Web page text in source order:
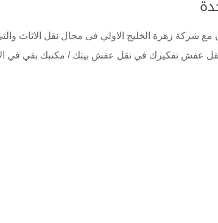
شركة زهرة الخليج الاولي فى مجال نقل الاثاث
نقل عفش تفكيرك في نقل عفش بيتك / مكتبك بقي في